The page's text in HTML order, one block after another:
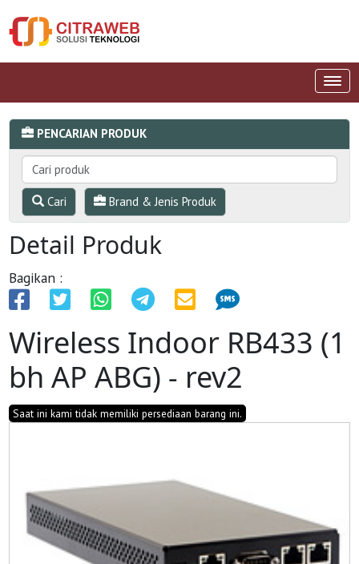
PENCARIAN PRODUK
Cari Brand & Jenis Produk
Detail Produk
Bagikan :
Wireless Indoor RB433 (1
bh AP ABG) - rev2
Saat ini kami tidak memiliki persediaan barang ini.